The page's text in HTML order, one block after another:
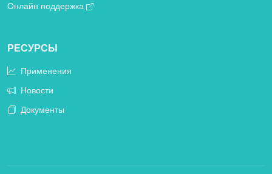
Онлайн поддержка
РЕСУРСЫ
Применения
Новости
Документы